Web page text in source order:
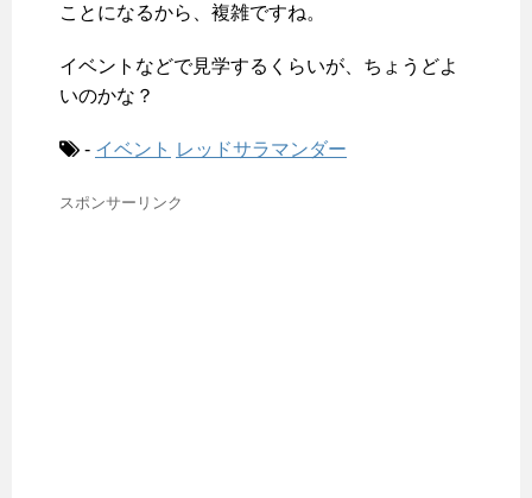
ことになるから、複雑ですね。
イベントなどで見学するくらいが、ちょうどよ
いのかな？
- イベント レッドサラマンダー
スポンサーリンク